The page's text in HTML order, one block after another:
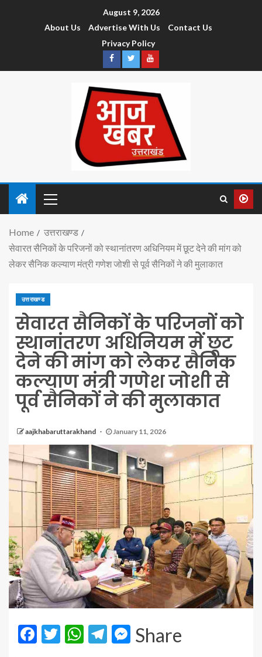
August 9, 2026
About Us
Advertise With Us
Contact Us
Privacy Policy
Home
उत्तराखण्ड
सेवारत सैनिकों के परिजनों को स्थानांतरण अधिनियम में छूट देने की मांग को
लेकर सैनिक कल्याण मंत्री गणेश जोशी से पूर्व सैनिकों ने की मुलाकात
उत्तराखण्ड
सेवारत सैनिकों के परिजनों को
स्थानांतरण अधिनियम में छूट
देने की मांग को लेकर सैनिक
कल्याण मंत्री गणेश जोशी से
पूर्व सैनिकों ने की मुलाकात
aajkhabaruttarakhand January 11, 2026
Facebook
Twitter
WhatsApp
Telegram
Messenger
Share